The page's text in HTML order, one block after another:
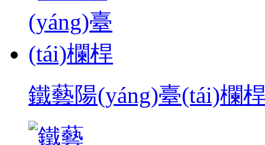
鐵藝陽(yáng)臺(tái)欄